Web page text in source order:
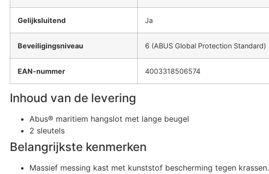
Gelijksluitend Ja
Beveiligingsniveau 6 (ABUS Global Protection Standard)
EAN-nummer 4003318506574
Inhoud van de levering
Abus® maritiem hangslot met lange beugel
2 sleutels
Belangrijkste kenmerken
Massief messing kast met kunststof bescherming tegen krassen.